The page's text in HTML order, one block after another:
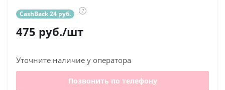
CashBack 24 руб. ?
475 руб./шт
Уточните наличие у оператора
Позвонить по телефону